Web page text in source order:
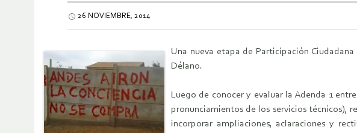
26 NOVIEMBRE, 2014
Una nueva etapa de Participación
Délano.
Luego de conocer y evaluar la Adenda 1
pronunciamientos de los servicios técnicos),
incorporar ampliaciones, aclaraciones y